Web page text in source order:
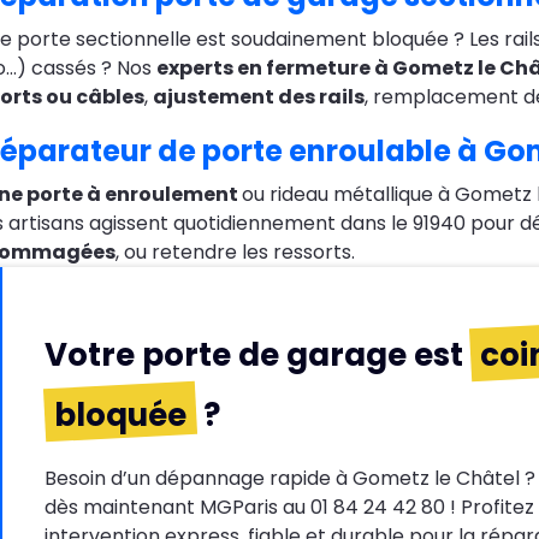
porte sectionnelle est soudainement bloquée ? Les
cassés ? Nos experts en fermeture à Gometz le
ou câbles, ajustement des rails, remplacement
de porte enroulable à
porte à enroulementou rideau métallique à Gometz
artisans agissent quotidiennement dans le 91940 pour
, ou retendre les ressorts.
Votre porte de garage est
bloquée ?
Besoin d’un dépannage rapide à Gometz le Châtel
dès maintenant MGParis au 01 84 24 42 80 ! Profitez